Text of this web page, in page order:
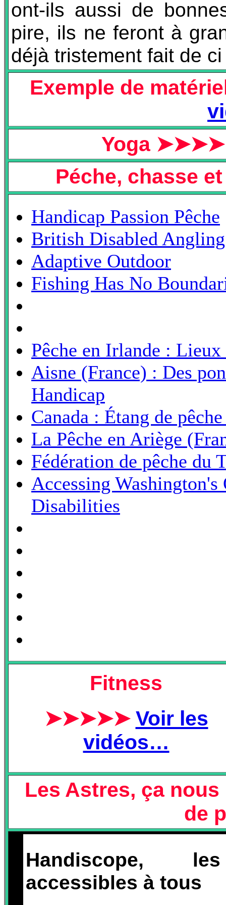
ont-ils aussi de
pire, ils ne feront à
déjà tristement fait de
Exemple de
Yoga
Péche, chasse
Handicap Passion Pêche
British Disabled
Adaptive Outdoor
Fishing Has No
Pêche en Irlande : Lieux
Aisne (France) : Des
Handicap
Canada : Étang de
La Pêche en Ariège
Fédération de pêche du
Accessing
Disabilities
Fitness
➤➤➤➤➤ Voir les
vidéos…
Les Astres, ça
de
Handiscope,
accessibles à tous